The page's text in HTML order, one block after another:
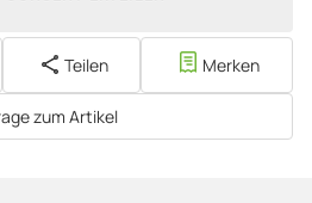
Teilen Merken
zum Artikel